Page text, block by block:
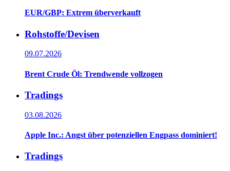
EUR/GBP: Extrem überverkauft
Rohstoffe/Devisen
09.07.2026
Brent Crude Öl: Trendwende vollzogen
Tradings
03.08.2026
Apple Inc.: Angst über potenziellen Engpass dominiert!
Tradings